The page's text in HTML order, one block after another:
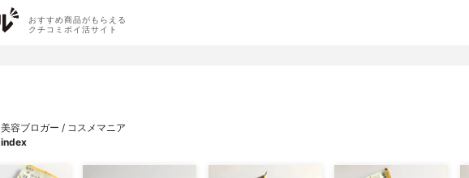
おすすめ商品がもらえる
クチコミポイ活サイト
美容ブロガー / コスメマニア
index